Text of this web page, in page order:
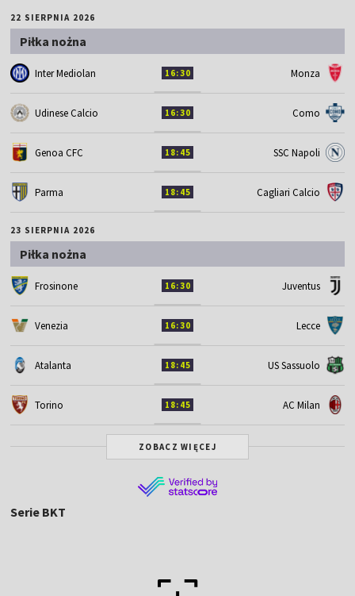
22 SIERPNIA 2026
Piłka nożna
Inter Mediolan 16:30 Monza
Udinese Calcio 16:30 Como
Genoa CFC 18:45 SSC Napoli
Parma 18:45 Cagliari Calcio
23 SIERPNIA 2026
Piłka nożna
Frosinone 16:30 Juventus
Venezia 16:30 Lecce
Atalanta 18:45 US Sassuolo
Torino 18:45 AC Milan
ZOBACZ WIĘCEJ
Serie BKT